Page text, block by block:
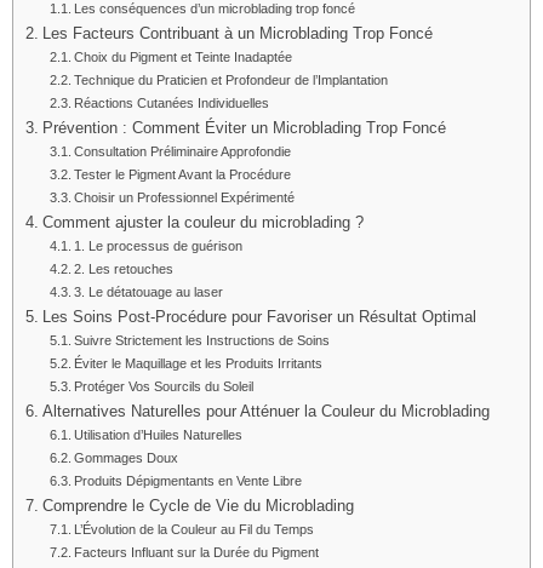
Les conséquences d’un microblading trop foncé
Les Facteurs Contribuant à un Microblading Trop Foncé
Choix du Pigment et Teinte Inadaptée
Technique du Praticien et Profondeur de l’Implantation
Réactions Cutanées Individuelles
Prévention : Comment Éviter un Microblading Trop Foncé
Consultation Préliminaire Approfondie
Tester le Pigment Avant la Procédure
Choisir un Professionnel Expérimenté
Comment ajuster la couleur du microblading ?
1. Le processus de guérison
2. Les retouches
3. Le détatouage au laser
Les Soins Post-Procédure pour Favoriser un Résultat Optimal
Suivre Strictement les Instructions de Soins
Éviter le Maquillage et les Produits Irritants
Protéger Vos Sourcils du Soleil
Alternatives Naturelles pour Atténuer la Couleur du Microblading
Utilisation d’Huiles Naturelles
Gommages Doux
Produits Dépigmentants en Vente Libre
Comprendre le Cycle de Vie du Microblading
L’Évolution de la Couleur au Fil du Temps
Facteurs Influant sur la Durée du Pigment